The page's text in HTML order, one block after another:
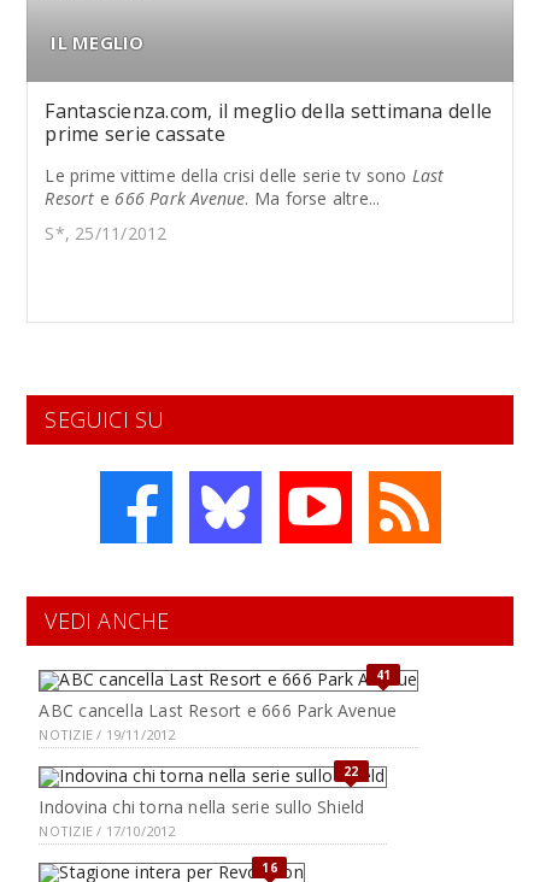
IL MEGLIO
Fantascienza.com, il meglio della settimana delle
prime serie cassate
Le prime vittime della crisi delle serie tv sono Last
Resort e 666 Park Avenue. Ma forse altre...
S*, 25/11/2012
SEGUICI SU
VEDI ANCHE
41
ABC cancella Last Resort e 666 Park Avenue
NOTIZIE / 19/11/2012
22
Indovina chi torna nella serie sullo Shield
NOTIZIE / 17/10/2012
16